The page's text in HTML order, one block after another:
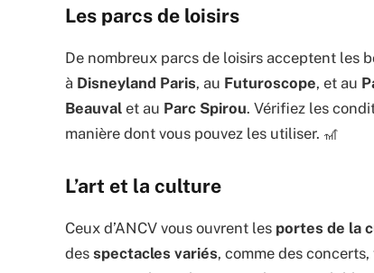
Les parcs de loisirs
De nombreux parcs de loisirs acceptent les
à Disneyland Paris, au Futuroscope, et au
Beauval et au Parc Spirou. Vérifiez les
manière dont vous pouvez les utiliser. 🎢
L’art et la culture
Ceux d’ANCV vous ouvrent les portes de la
des spectacles variés, comme des